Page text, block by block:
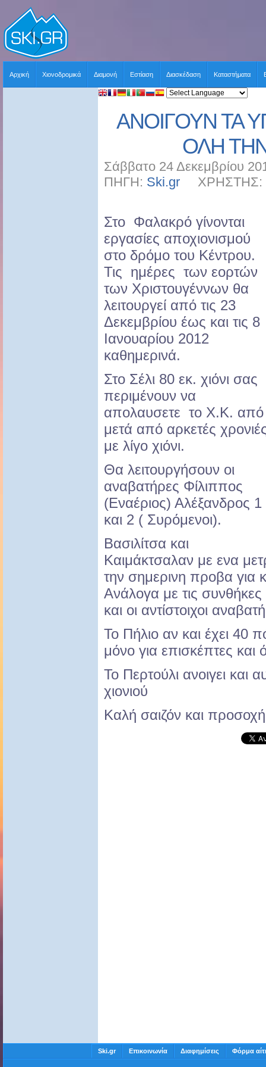
Αρχική Χιονοδρομικά Διαμονή Εστίαση Διασκέδαση Καταστήματα
ΑΝΟΙΓΟΥΝ ΤΑ
ΟΛΗ
Σάββατο 24 Δεκεμβρίου
ΠΗΓΗ: Ski.gr ΧΡΗΣΤΗΣ:
Στο Φαλακρό γίνονται
εργασίες αποχιονισμού
στο δρόμο του Κέντρου.
Τις ημέρες των εορτών
των Χριστουγέννων θα
λειτουργεί από τις 23
Δεκεμβρίου έως και τις 8
Ιανουαρίου 2012
καθημερινά.
Στο Σέλι 80 εκ. χιόνι σας
περιμένουν να
απολαυσετε το Χ.Κ. από
μετά από αρκετές
με λίγο χιόνι.
Θα λειτουργήσουν οι
αναβατήρες Φίλιππος
(Εναέριος) Αλέξανδρος 1
και 2 ( Συρόμενοι).
Βασιλίτσα και
Καιμάκτσαλαν με ενα
την σημερινη προβα για
Ανάλογα με τις
και οι αντίστοιχοι
Το Πήλιο αν και έχει 40
μόνο για επισκέπτες και
Το Περτούλι ανοιγει και
χιονιού
Καλή σαιζόν και
Ski.gr Επικοινωνία Διαφημίσεις Φόρμα